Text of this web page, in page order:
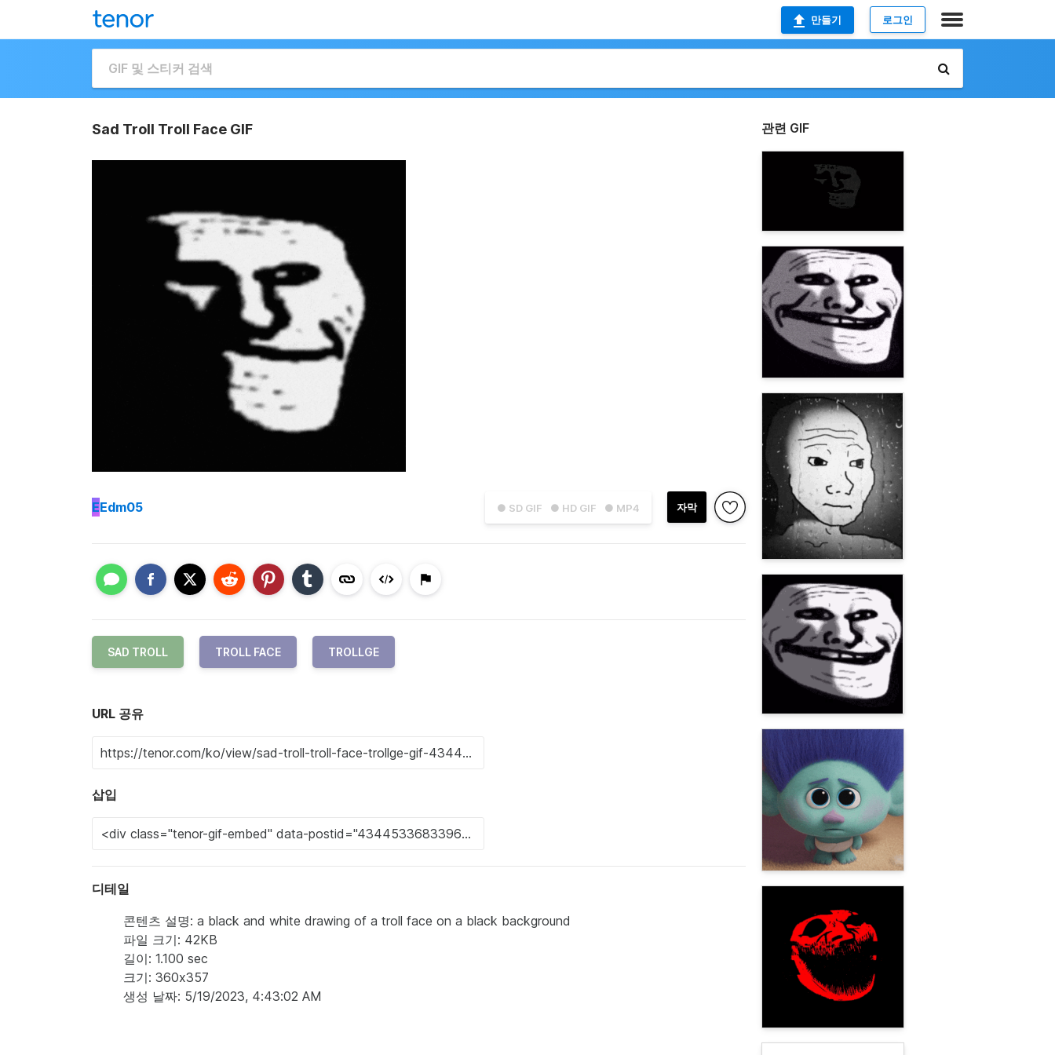
만들기 로그인
Sad Troll Troll Face GIF
● SD GIF ● HD GIF ● MP4 자막
EEdm05
SAD TROLL TROLL FACE TROLLGE
URL 공유
삽입
디테일
콘텐츠 설명: a black and white drawing of a troll face on a black background
파일 크기: 42KB
길이: 1.100 sec
크기: 360x357
생성 날짜: 5/19/2023, 4:43:02 AM
관련 GIF